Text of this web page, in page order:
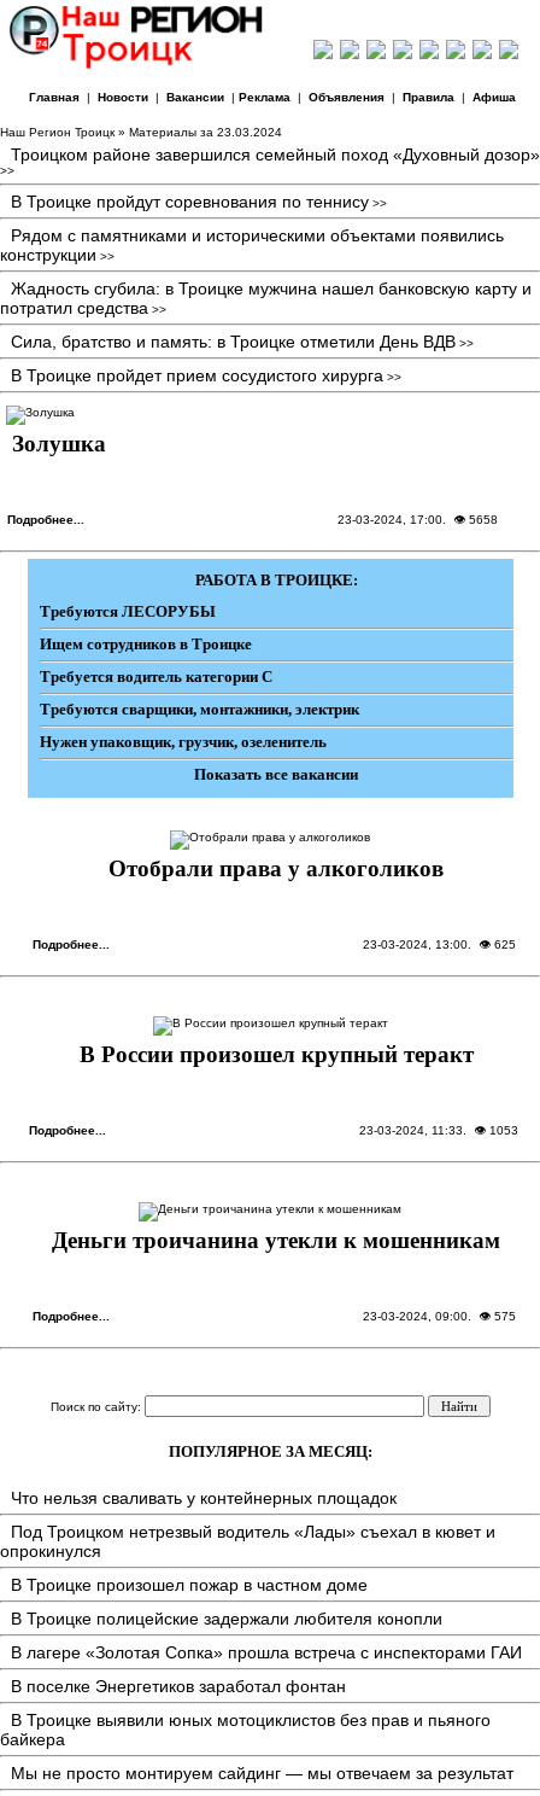
Главная| Новости| Вакансии| Реклама | Объявления| Правила | Афиша
Наш Регион Троицк » Материалы за 23.03.2024
Троицком районе завершился семейный поход «Духовный дозор»
>>
В Троицке пройдут соревнования по теннису >>
Рядом с памятниками и историческими объектами появились
конструкции >>
Жадность сгубила: в Троицке мужчина нашел банковскую карту и
потратил средства >>
Сила, братство и память: в Троицке отметили День ВДВ >>
В Троицке пройдет прием сосудистого хирурга >>
Золушка
Подробнее... 23-03-2024, 17:00 . 👁 5658
РАБОТА В ТРОИЦКЕ:
Требуются ЛЕСОРУБЫ
Ищем сотрудников в Троицке
Требуется водитель категории С
Требуются сварщики, монтажники, электрик
Нужен упаковщик, грузчик, озеленитель
Показать все вакансии
Отобрали права у алкоголиков
Подробнее... 23-03-2024, 13:00. 👁 625
В России произошел крупный теракт
Подробнее... 23-03-2024, 11:33 . 👁 1053
Деньги троичанина утекли к мошенникам
Подробнее... 23-03-2024, 09:00. 👁 575
Поиск по сайту:
ПОПУЛЯРНОЕ ЗА МЕСЯЦ:
Что нельзя сваливать у контейнерных площадок
Под Троицком нетрезвый водитель «Лады» съехал в кювет и
опрокинулся
В Троицке произошел пожар в частном доме
В Троицке полицейские задержали любителя конопли
В лагере «Золотая Сопка» прошла встреча с инспекторами ГАИ
В поселке Энергетиков заработал фонтан
В Троицке выявили юных мотоциклистов без прав и пьяного
байкера
Мы не просто монтируем сайдинг — мы отвечаем за результат